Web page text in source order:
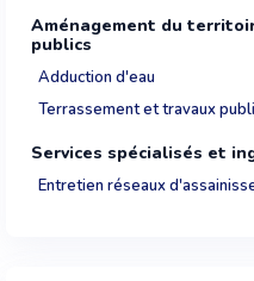
Aménagement du
publics
Adduction d'eau
Terrassement et travaux
Services spécialisés et
Entretien réseaux